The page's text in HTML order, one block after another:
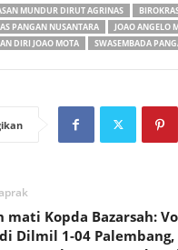
MUNDUR DIRUT AGRINAS
PANGAN NUSANTARA
JOAO ANGELO
DIRI JOAO MOTA
SWASEMBADA
mati Kopda Bazarsah:
Dilmil 1-04 Palembang,